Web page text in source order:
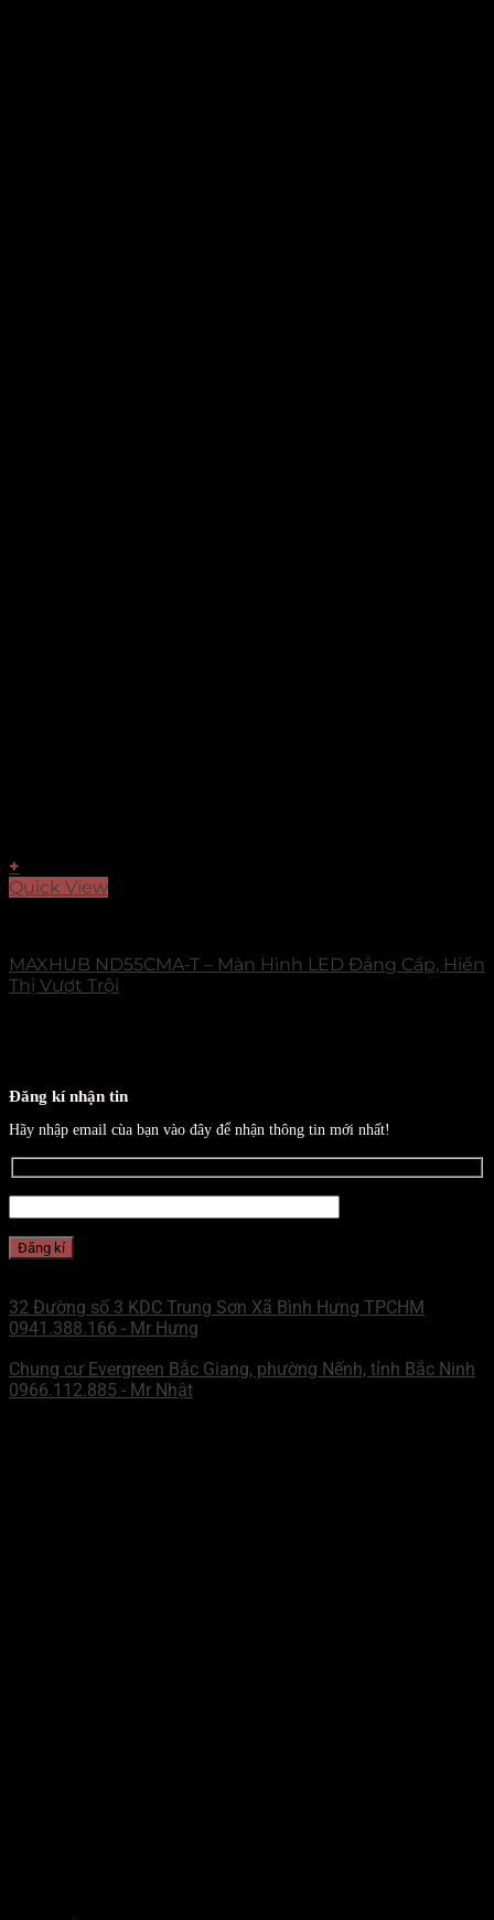
+
Quick View
MAXHUB ND55CMA-T – Màn Hình LED Đẳng Cấp, Hiển
Thị Vượt Trội
Đăng kí nhận tin
Hãy nhập email cùa bạn vào đây để nhận thông tin mới nhất!
32 Đường số 3 KDC Trung Sơn Xã Bình Hưng TPCHM
0941.388.166 - Mr Hưng
Chung cư Evergreen Bắc Giang, phường Nếnh, tỉnh Bắc Ninh
0966.112.885 - Mr Nhật